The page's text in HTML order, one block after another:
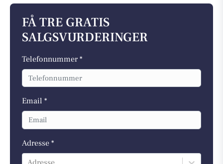
FÅ TRE GRATIS
SALGSVURDERINGER
Telefonnummer *
Email *
Adresse *